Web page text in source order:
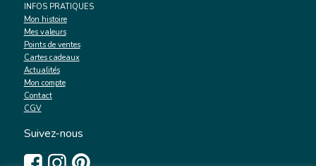
INFOS PRATIQUES
Mon histoire
Mes valeurs
Points de ventes
Cartes cadeaux
Actualités
Mon compte
Contact
CGV
Suivez-nous